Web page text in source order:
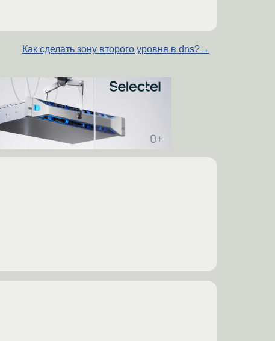
Как сделать зону второго уровня в dns?→